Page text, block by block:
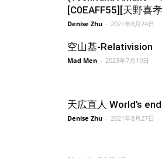
[C0EAFF55][天野喜
Denise Zhu - 2021年8月24日
空山基-Relativision
Mad Men - 2023年7月19日
天広直人 World’s end
Denise Zhu - 2021年8月27日